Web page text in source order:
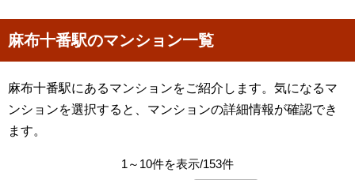
麻布十番駅のマンション一覧
麻布十番駅にあるマンションをご紹介します。気になるマ
ンションを選択すると、マンションの詳細情報が確認でき
ます。
1～10件を表示/153件